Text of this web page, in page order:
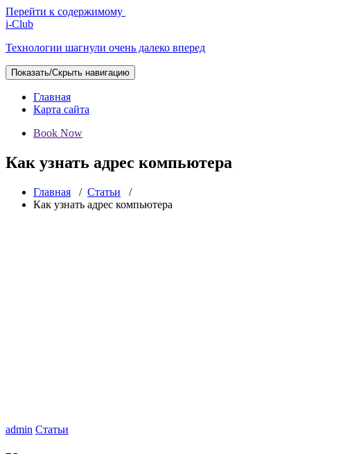
Перейти к содержимому
i-Club
Технологии шагнули очень далеко вперед
Показать/Скрыть навигацию
Главная
Карта сайта
Book Now
Как узнать адрес компьютера
Главная / Статьи /
Как узнать адрес компьютера
admin Статьи